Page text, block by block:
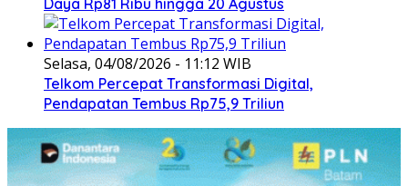
Selasa, 04/08/2026 - 11:12 WIB
Telkom Percepat Transformasi Digital,
Pendapatan Tembus Rp75,9 Triliun